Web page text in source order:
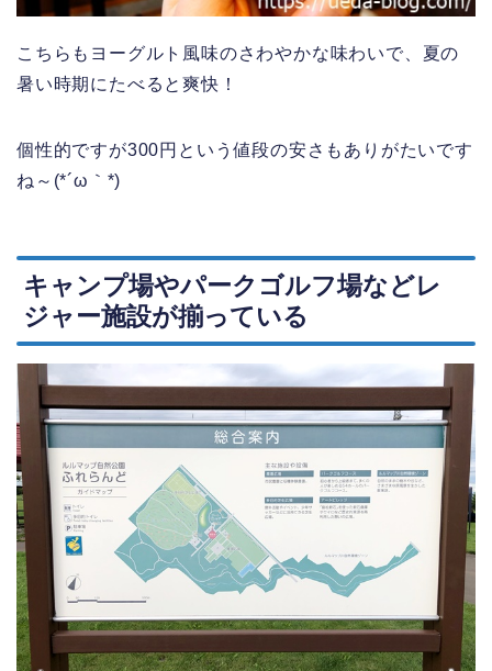
こちらもヨーグルト風味のさわやかな味わいで、夏の
暑い時期にたべると爽快！
個性的ですが300円という値段の安さもありがたいです
ね～(*´ω｀*)
キャンプ場やパークゴルフ場などレ
ジャー施設が揃っている